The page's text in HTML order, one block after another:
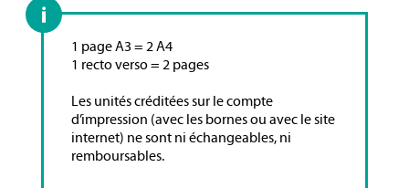
1 page A3 = 2 A4
1 recto verso = 2 pages
Les unités créditées sur le compte
d’impression (avec les bornes ou avec le site
internet) ne sont ni échangeables, ni
remboursables.